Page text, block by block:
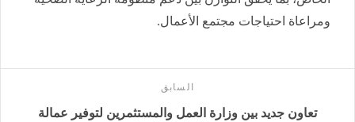
ومراعاة احتياجات مجتمع الأعمال.
السابق
تعاون جديد بين وزارة العمل والمستثمرين لتوفير عمالة